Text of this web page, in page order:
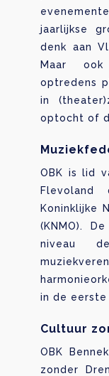
jaarlijkse
denk aan
Maar
optredens
in
optocht of
OBK is lid
Koninklijke
(KNMO).
niveau
in de eerste
Cultuur
OBK
zonder